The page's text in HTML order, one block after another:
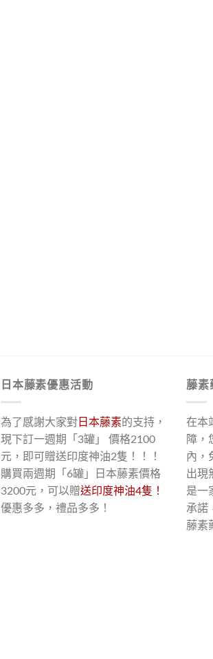
日本藤素優惠活動
為了感謝大家對 日本藤素的支持，
現下訂一週期「3罐」 價格2100
元，即可贈送印度神油2隻！！！
購買兩週期「6罐」日本藤素價格
3200元，可以贈送印度神油4隻！
優惠多多，禮品多多！
藤素
在本
障，
內，
出現
是一
承諾
藤素